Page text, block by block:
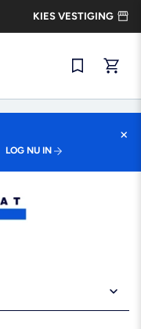
KIES VESTIGING
Snel
LOG NU IN
×